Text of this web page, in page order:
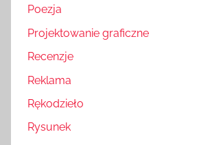
Poezja
Projektowanie graficzne
Recenzje
Reklama
Rękodzieło
Rysunek